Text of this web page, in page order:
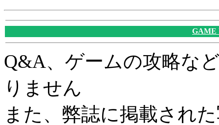
GAME
Q&A、ゲームの攻略な
りません
また、弊誌に掲載され